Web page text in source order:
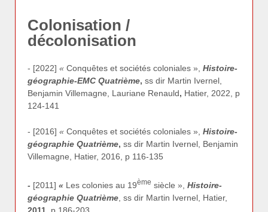
Colonisation /
décolonisation
- [2022] « Conquêtes et sociétés coloniales », Histoire-
géographie-EMC Quatrième, ss dir Martin Ivernel,
Benjamin Villemagne, Lauriane Renauld, Hatier, 2022, p
124-141
- [2016] « Conquêtes et sociétés coloniales », Histoire-
géographie Quatrième, ss dir Martin Ivernel, Benjamin
Villemagne, Hatier, 2016, p 116-135
- [2011] « Les colonies au 19ème siècle », Histoire-
géographie Quatrième , ss dir Martin Ivernel, Hatier,